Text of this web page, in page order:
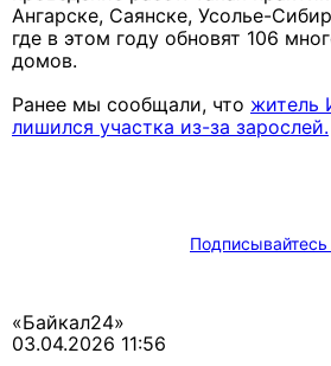
Ангарске, Саянске, Усолье-
где в этом году обновят 106
домов.
Ранее мы сообщали, что житель
лишился участка из-за зарослей.
«Байкал24»
03.04.2026 11:56